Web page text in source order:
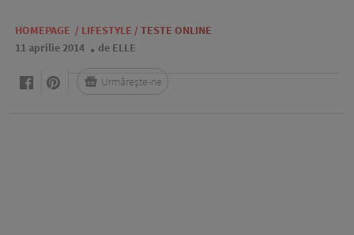
HOMEPAGE / LIFESTYLE / TESTE ONLINE
11 aprilie 2014
de ELLE
Urmărește-ne